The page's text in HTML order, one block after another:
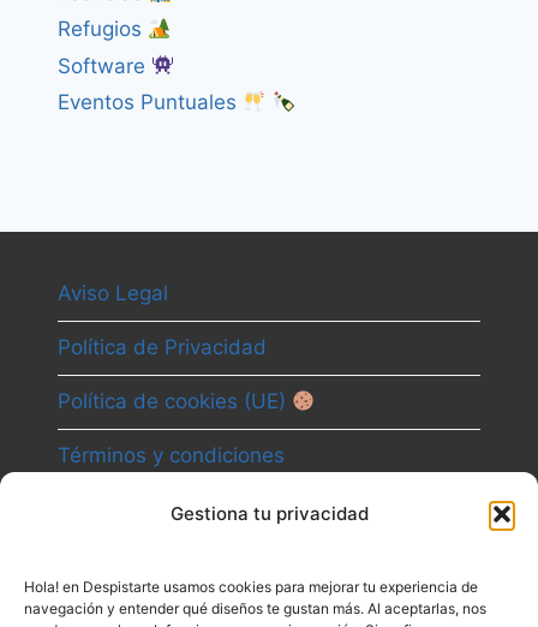
Gestiona tu privacidad
Hola! en Despistarte usamos cookies para mejorar tu experiencia de
navegación y entender qué diseños te gustan más. Al aceptarlas, nos
Refugios
Software
Eventos Puntuales
Aviso Legal
Política de Privacidad
Política de cookies (UE)
Términos y condiciones
Canal